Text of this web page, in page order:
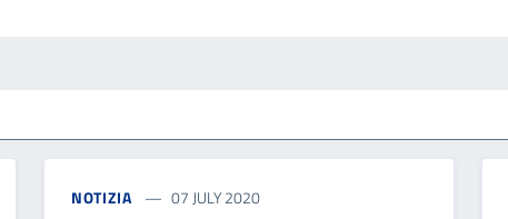
NOTIZIA 07 JULY 2020